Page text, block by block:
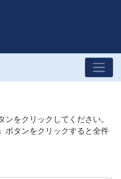
をクリックしてください。
ボタンをクリックすると全件